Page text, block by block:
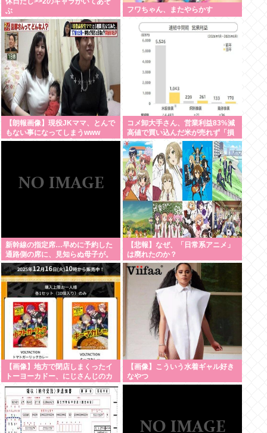
ぶ
フワちゃん、またやらかす
【朗報画像】現役JKママ、とんで
もない事になってしまうwww
【Pickup07091604】
コメ卸大手さん、営業利益83%減
高値で買い込んだ米が売れず「損
切り祭り」開幕へ
新幹線の指定席…早めに予約した
通路側の席に、見知らぬ母子が。
車掌の呼びかけにも「目を閉じて
無視」して居座られました。無理
やり奪われた席は、結局“やったも
ん勝ち”になってしまうのでしょう
か？ 8/7
【悲報】なぜ、「日常系アニメ」
は廃れたのか？
【画像】地方で閉店しまくったイ
トーヨーカドー、にじさんじのカ
レーを半額で投げ売りする【仕入
れ担当無能】
【画像】こういう水着ギャル好き
なやつ